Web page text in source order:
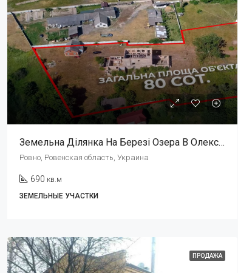
Земельна Ділянка На Березі Озера В Олександрії
Ровно, Ровенская область, Украина
690 кв.м
ЗЕМЕЛЬНЫЕ УЧАСТКИ
ПРОДАЖА
$169,000